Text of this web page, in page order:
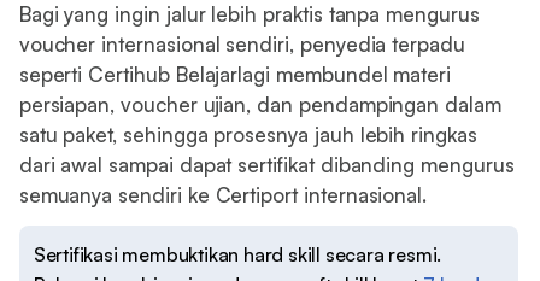
Bagi yang ingin jalur lebih praktis tanpa mengurus
voucher internasional sendiri, penyedia terpadu
seperti Certihub Belajarlagi membundel materi
persiapan, voucher ujian, dan pendampingan dalam
satu paket, sehingga prosesnya jauh lebih ringkas
dari awal sampai dapat sertifikat dibanding mengurus
semuanya sendiri ke Certiport internasional.
Sertifikasi membuktikan hard skill secara resmi.